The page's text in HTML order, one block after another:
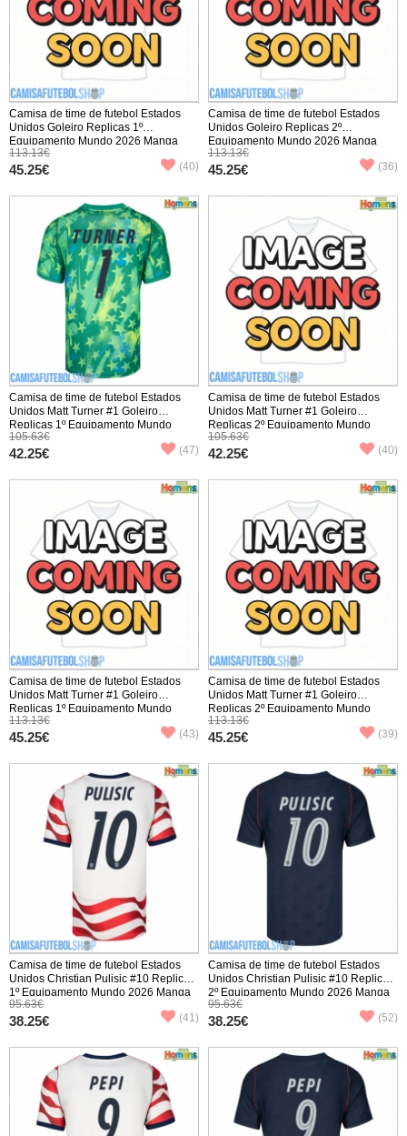
Camisa de time de futebol Estados
Unidos Goleiro Replicas 1º
Equipamento Mundo 2026 Manga
Comprida
113.13€
45.25€ (40)
Camisa de time de futebol Estados
Unidos Goleiro Replicas 2º
Equipamento Mundo 2026 Manga
Comprida
113.13€
45.25€ (36)
Camisa de time de futebol Estados
Unidos Matt Turner #1 Goleiro
Replicas 1º Equipamento Mundo
2026 Manga Curta
105.63€
42.25€ (47)
Camisa de time de futebol Estados
Unidos Matt Turner #1 Goleiro
Replicas 2º Equipamento Mundo
2026 Manga Curta
105.63€
42.25€ (40)
Camisa de time de futebol Estados
Unidos Matt Turner #1 Goleiro
Replicas 1º Equipamento Mundo
2026 Manga Comprida
113.13€
45.25€ (43)
Camisa de time de futebol Estados
Unidos Matt Turner #1 Goleiro
Replicas 2º Equipamento Mundo
2026 Manga Comprida
113.13€
45.25€ (39)
Camisa de time de futebol Estados
Unidos Christian Pulisic #10 Replicas
1º Equipamento Mundo 2026 Manga
Curta
95.63€
38.25€ (41)
Camisa de time de futebol Estados
Unidos Christian Pulisic #10 Replicas
2º Equipamento Mundo 2026 Manga
Curta
95.63€
38.25€ (52)